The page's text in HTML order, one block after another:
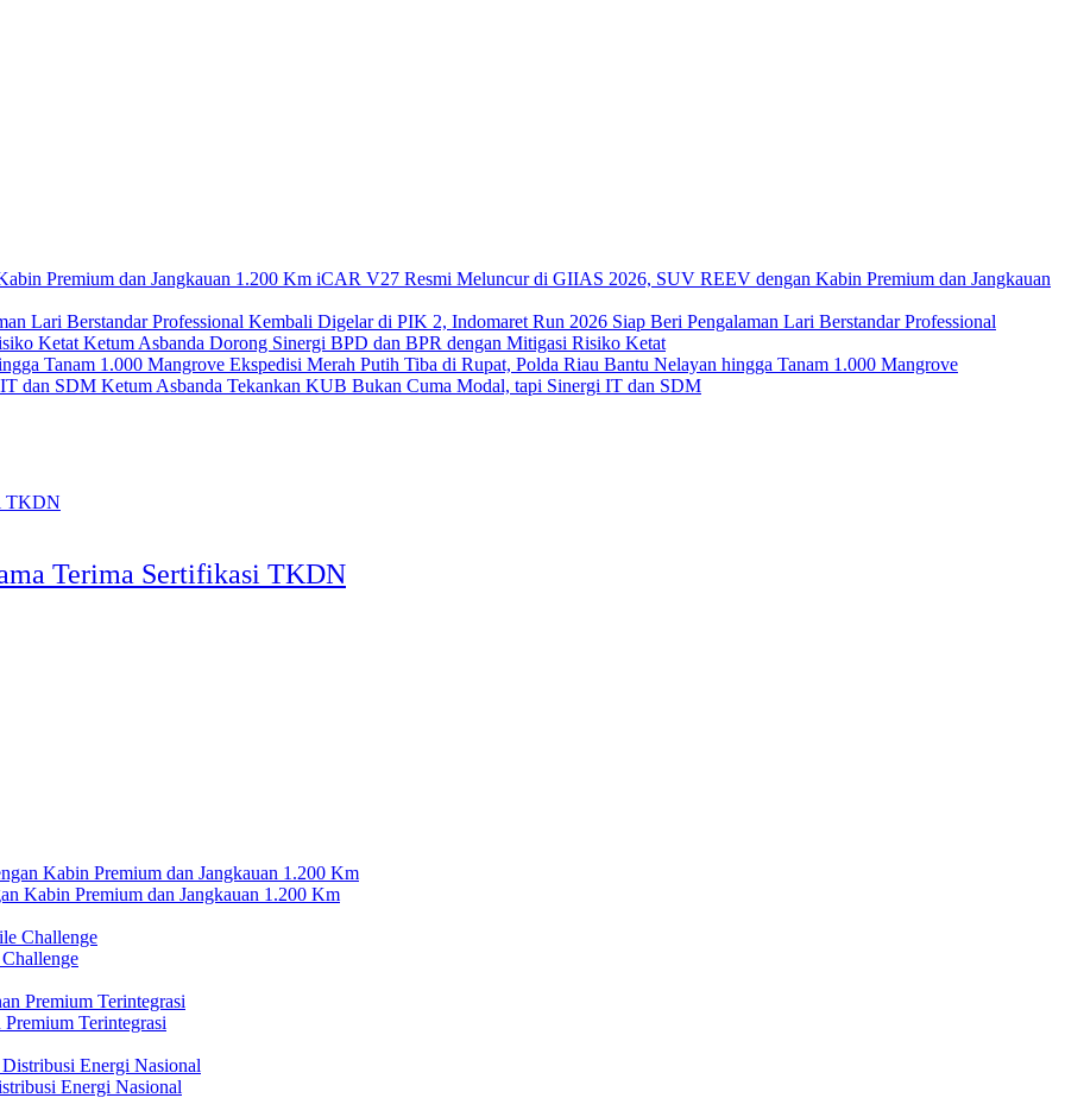
iCAR V27 Resmi Meluncur di GIIAS 2026, SUV REEV dengan Kabin Premium dan Jangkauan
Kembali Digelar di PIK 2, Indomaret Run 2026 Siap Beri Pengalaman Lari Berstandar Professional
Ketum Asbanda Dorong Sinergi BPD dan BPR dengan Mitigasi Risiko Ketat
Ekspedisi Merah Putih Tiba di Rupat, Polda Riau Bantu Nelayan hingga Tanam 1.000 Mangrove
Ketum Asbanda Tekankan KUB Bukan Cuma Modal, tapi Sinergi IT dan SDM
Terima Sertifikasi TKDN
Kabin Premium dan Jangkauan 1.200 Km
Terintegrasi
Energi Nasional